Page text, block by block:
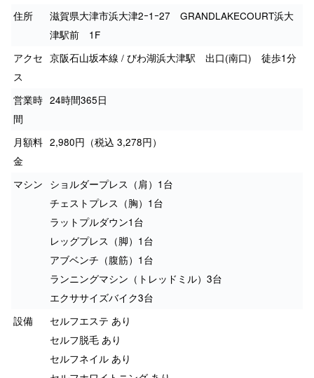
住所
滋賀県大津市浜大津2ｰ1ｰ27 GRANDLAKECOURT浜大
津駅前 1F
アクセ
ス
京阪石山坂本線 / びわ湖浜大津駅 出口(南口) 徒歩1分
営業時
間
24時間365日
月額料
金
2,980円（税込 3,278円）
マシン ショルダープレス（肩）1台
チェストプレス（胸）1台
ラットプルダウン1台
レッグプレス（脚）1台
アブベンチ（腹筋）1台
ランニングマシン（トレッドミル）3台
エクササイズバイク3台
設備
セルフエステ あり
セルフ脱毛 あり
セルフネイル あり